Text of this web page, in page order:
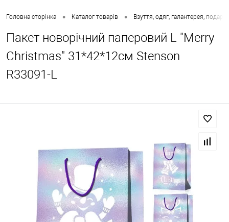
Головна сторінка • Каталог товарів • Взуття, одяг, галантерея,
Пакет новорічний паперовий L "Merry
Christmas" 31*42*12см Stenson
R33091-L